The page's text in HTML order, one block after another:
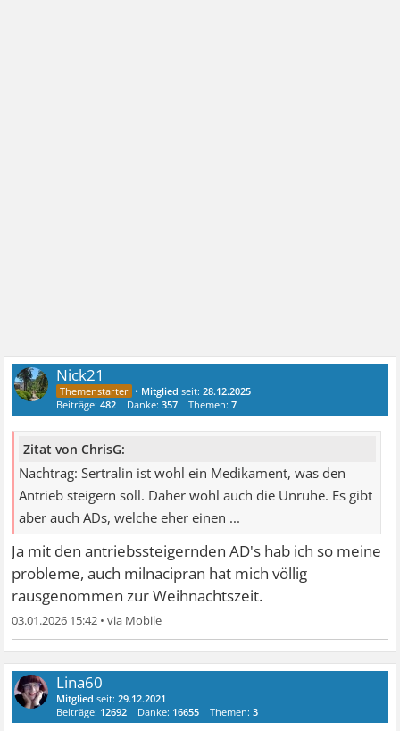
Nick21
• Mitglied seit:28.12.2025
Beiträge:482 Danke:357 Themen:7
Zitat von ChrisG:
Nachtrag: Sertralin ist wohl ein Medikament, was den
Antrieb steigern soll. Daher wohl auch die Unruhe. Es gibt
aber auch ADs, welche eher einen ...
Ja mit den antriebssteigernden AD's hab ich so meine
probleme, auch milnacipran hat mich völlig
rausgenommen zur Weihnachtszeit.
03.01.2026 15:42 •
Lina60
Mitglied seit:29.12.2021
Beiträge: 12692 Danke: 16655 Themen:3